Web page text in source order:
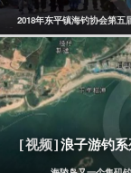
2018年东平镇海钓协会第五
[船、矶]
[视频]浪子游钓系